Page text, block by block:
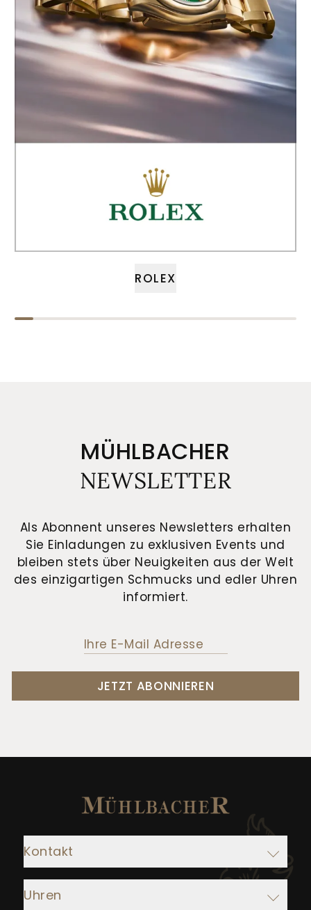
ROLEX
MÜHLBACHER
NEWSLETTER
Als Abonnent unseres Newsletters erhalten
Sie Einladungen zu exklusiven Events und
bleiben stets über Neuigkeiten aus der Welt
des einzigartigen Schmucks und edler Uhren
informiert.
JETZT ABONNIEREN
Kontakt
Adresse:
Juwelier Mühlbacher
Uhren